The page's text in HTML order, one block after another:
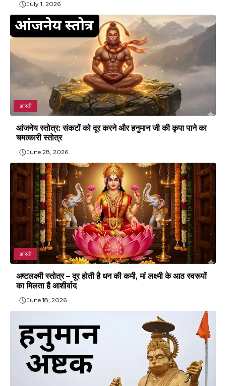
July 1, 2026
आरती
आंजनेय स्तोत्र: संकटों को दूर करने और हनुमान जी की कृपा पाने का
चमत्कारी स्तोत्र
June 28, 2026
आरती
अष्टलक्ष्मी स्तोत्र – दूर होती है धन की कमी, मां लक्ष्मी के आठ स्वरूपों
का मिलता है आशीर्वाद
June 18, 2026